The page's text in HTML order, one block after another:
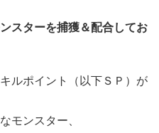
スターを捕獲＆配合してお
ルポイント（以下ＳＰ）が
モンスター、